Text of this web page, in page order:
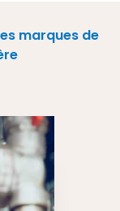
marques de